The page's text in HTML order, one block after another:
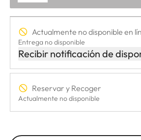
Actualmente no disponible en
Entrega no disponible
Recibir notificación de
Reservar y Recoger
Actualmente no disponible